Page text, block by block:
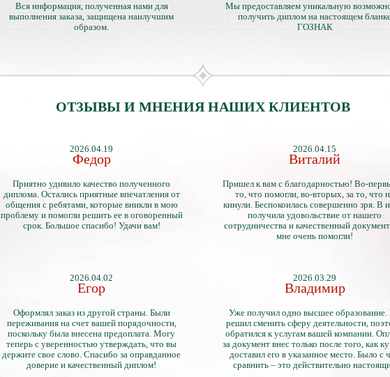
Вся информация, полученная нами для
выполнения заказа, защищена наилучшим
образом.
Мы предоставляем уникальную
получить диплом на настоящем
ГОЗНАК
ОТЗЫВЫ И МНЕНИЯ НАШИХ КЛИЕНТОВ
2026.04.19
Федор
Приятно удивило качество полученного
диплома. Остались приятные впечатления от
общения с ребятами, которые вникли в мою
проблему и помогли решить ее в оговоренный
срок. Большое спасибо! Удачи вам!
2026.04.15
Виталий
Пришел к вам с благодарностью! Во-
то, что помогли, во-вторых, за то, что
кинули. Беспокоилась совершенно зря. В
получила удовольствие от нашего
сотрудничества и качественный
мне очень помогли!
2026.04.02
Егор
Оформлял заказ из другой страны. Были
переживания на счет вашей порядочности,
поскольку была внесена предоплата. Могу
теперь с уверенностью утверждать, что вы
держите свое слово. Спасибо за оправданное
доверие и качественный диплом!
2026.03.29
Владимир
Уже получил одно высшее образование.
решил сменить сферу деятельности,
обратился к услугам вашей компании.
за документ внес только после того, как
доставил его в указанное место. Было с
сравнить – это действительно